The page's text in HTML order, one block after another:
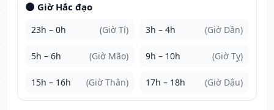
🌑 Giờ Hắc đạo
23h – 0h (Giờ Tí) 3h – 4h (Giờ Dần)
5h – 6h (Giờ Mão) 9h – 10h (Giờ Tỵ)
15h – 16h (Giờ Thân) 17h – 18h (Giờ Dậu)